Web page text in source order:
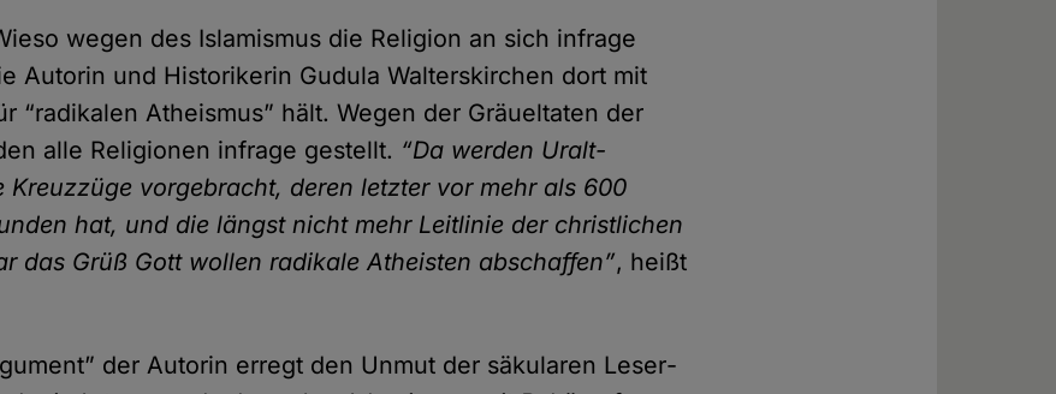
wegen des Islamismus die Religion an sich infrage
Autorin und Historikerin Gudula Walterskirchen dort mit
“radikalen Atheismus” hält. Wegen der Gräuel­taten der
alle Religionen infrage gestellt. “Da werden Uralt-
Kreuz­züge vorge­bracht, deren letzter vor mehr als 600
hat, und die längst nicht mehr Leit­linie der christlichen
das Grüß Gott wollen radikale Atheisten abschaffen”, heißt
der Autorin erregt den Unmut der säkularen Leser­